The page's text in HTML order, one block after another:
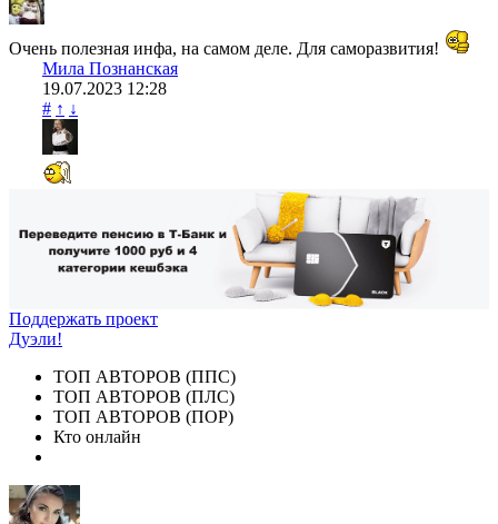
Очень полезная инфа, на самом деле. Для саморазвития!
Мила Познанская
19.07.2023 12:28
# ↑ ↓
Поддержать проект
Дуэли!
ТОП АВТОРОВ (ППС)
ТОП АВТОРОВ (ПЛС)
ТОП АВТОРОВ (ПОР)
Кто онлайн